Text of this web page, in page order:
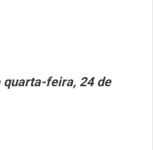
feira, 24 de